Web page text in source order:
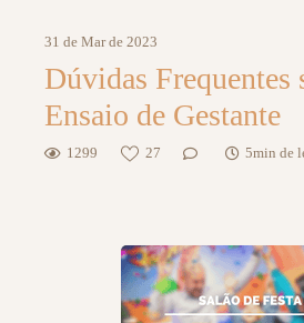
31 de Mar de 2023
Dúvidas Frequentes
Ensaio de Gestante
1299 27 5min de